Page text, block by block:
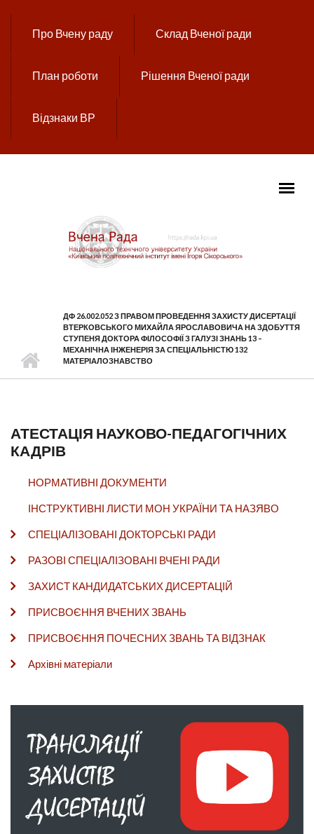
Про Вчену раду Склад Вченої ради
План роботи Рішення Вченої ради
Відзнаки ВР
ДФ 26.002.052 З ПРАВОМ ПРОВЕДЕННЯ ЗАХИСТУ ДИСЕРТАЦІЇ
ВТЕРКОВСЬКОГО МИХАЙЛА ЯРОСЛАВОВИЧА НА ЗДОБУТТЯ
СТУПЕНЯ ДОКТОРА ФІЛОСОФІЇ З ГАЛУЗІ ЗНАНЬ 13 –
МЕХАНІЧНА ІНЖЕНЕРІЯ ЗА СПЕЦІАЛЬНІСТЮ 132
МАТЕРІАЛОЗНАВСТВО
АТЕСТАЦІЯ НАУКОВО-ПЕДАГОГІЧНИХ
КАДРІВ
НОРМАТИВНІ ДОКУМЕНТИ
ІНСТРУКТИВНІ ЛИСТИ МОН УКРАЇНИ ТА НАЗЯВО
СПЕЦІАЛІЗОВАНІ ДОКТОРСЬКІ РАДИ
РАЗОВІ СПЕЦІАЛІЗОВАНІ ВЧЕНІ РАДИ
ЗАХИСТ КАНДИДАТСЬКИХ ДИСЕРТАЦІЙ
ПРИСВОЄННЯ ВЧЕНИХ ЗВАНЬ
ПРИСВОЄННЯ ПОЧЕСНИХ ЗВАНЬ ТА ВІДЗНАК
Архівні матеріали